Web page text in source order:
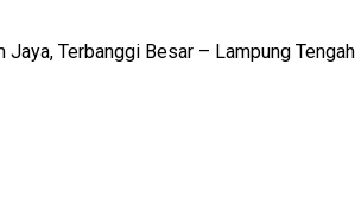
Terbanggi Besar – Lampung